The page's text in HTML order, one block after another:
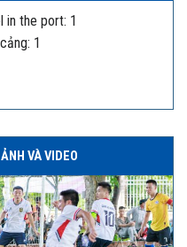
in the port: 1
1
VÀ VIDEO